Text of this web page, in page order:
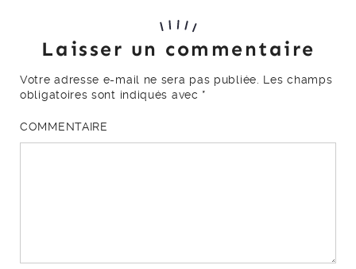
Laisser un commentaire
Votre adresse e-mail ne sera pas publiée.
Les champs
obligatoires sont indiqués avec *
COMMENTAIRE